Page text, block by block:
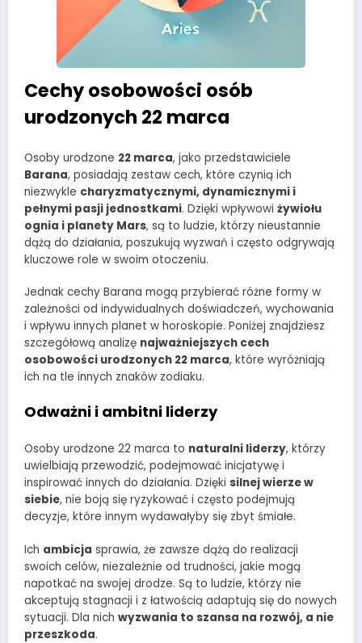
Cechy osobowości osób
urodzonych 22 marca
Osoby urodzone 22 marca, jako przedstawiciele
Barana, posiadają zestaw cech, które czynią ich
niezwykle charyzmatycznymi, dynamicznymi i
pełnymi pasji jednostkami. Dzięki wpływowi żywiołu
ognia i planety Mars, są to ludzie, którzy nieustannie
dążą do działania, poszukują wyzwań i często odgrywają
kluczowe role w swoim otoczeniu.
Jednak cechy Barana mogą przybierać różne formy w
zależności od indywidualnych doświadczeń, wychowania
i wpływu innych planet w horoskopie. Poniżej znajdziesz
szczegółową analizę najważniejszych cech
osobowości urodzonych 22 marca, które wyróżniają
ich na tle innych znaków zodiaku.
Odważni i ambitni liderzy
Osoby urodzone 22 marca to naturalni liderzy, którzy
uwielbiają przewodzić, podejmować inicjatywę i
inspirować innych do działania. Dzięki silnej wierze w
siebie, nie boją się ryzykować i często podejmują
decyzje, które innym wydawałyby się zbyt śmiałe.
Ich ambicja sprawia, że zawsze dążą do realizacji
swoich celów, niezależnie od trudności, jakie mogą
napotkać na swojej drodze. Są to ludzie, którzy nie
akceptują stagnacji i z łatwością adaptują się do nowych
sytuacji. Dla nich wyzwania to szansa na rozwój, a nie
przeszkoda.